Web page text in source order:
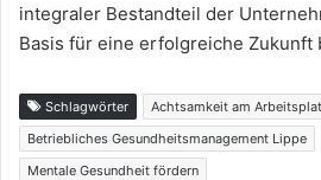
integraler Bestandteil der
Basis für eine erfolgreiche Zukunft
Schlagwörter
Achtsamkeit am
Betriebliches Gesundheitsmanagement Lippe
Mentale Gesundheit fördern